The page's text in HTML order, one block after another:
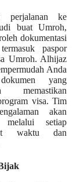
perjalanan ke
buat Umroh,
dokumentasi
paspor
Umroh. Alhijaz
Anda
yang
memastikan
visa. Tim
akan
melalui setiap
waktu dan